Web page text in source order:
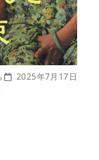
2025年7月17日